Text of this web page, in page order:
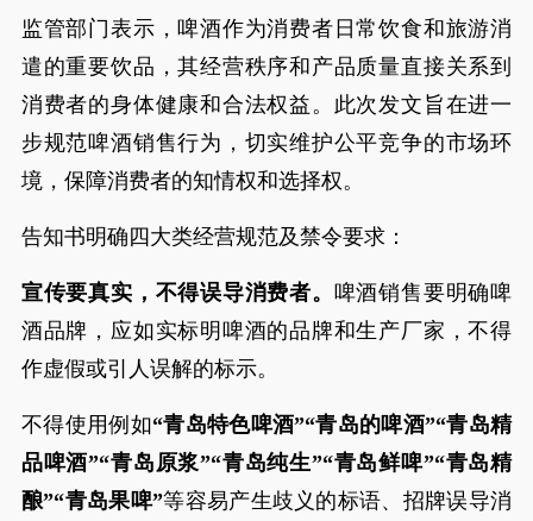
监管部门表示，啤酒作为消费者日常饮食和旅游消
遣的重要饮品，其经营秩序和产品质量直接关系到
消费者的身体健康和合法权益。此次发文旨在进一
步规范啤酒销售行为，切实维护公平竞争的市场环
境，保障消费者的知情权和选择权。
告知书明确四大类经营规范及禁令要求：
宣传要真实，不得误导消费者。 啤酒销售要明确啤
酒品牌，应如实标明啤酒的品牌和生产厂家，不得
作虚假或引人误解的标示。
不得使用例如“青岛特色啤酒”“青岛的啤酒”“青岛精
品啤酒”“青岛原浆”“青岛纯生”“青岛鲜啤”“青岛精
酿”“青岛果啤”等容易产生歧义的标语、招牌误导消